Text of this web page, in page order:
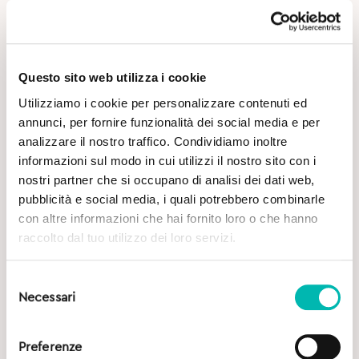
Questo sito web utilizza i cookie
Utilizziamo i cookie per personalizzare contenuti ed
annunci, per fornire funzionalità dei social media e per
analizzare il nostro traffico. Condividiamo inoltre
informazioni sul modo in cui utilizzi il nostro sito con i
nostri partner che si occupano di analisi dei dati web,
pubblicità e social media, i quali potrebbero combinarle
con altre informazioni che hai fornito loro o che hanno
raccolto dal tuo utilizzo dei loro servizi.
delNecessari
Preferenze
placca batterica. I batteri
reazione infiammatoria nei tessuti gengivali. Un po’
come quando ti tagli o ti ferisci, il tuo organismo
mette in atto una serie di meccanismi difensivi
attivando il sistema immunitario per neutralizzare la
minaccia. Ci sono dei fattori che aumentano il
rischio di gengivite, come per esempio il fumo o il
diabete
In alcuni casi
meno frequenti , la gengivite
non è
direttamente collegata con la placca batterica
sistemiche. Inoltre anche i cambiamenti ormonali,
sensibili e soggette ad infiammazione.